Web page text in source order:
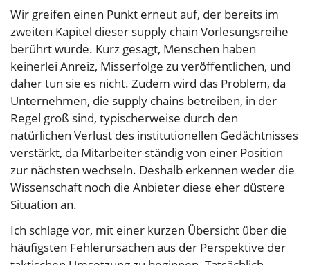
Wir greifen einen Punkt erneut auf, der bereits im
zweiten Kapitel dieser supply chain Vorlesungsreihe
berührt wurde. Kurz gesagt, Menschen haben
keinerlei Anreiz, Misserfolge zu veröffentlichen, und
daher tun sie es nicht. Zudem wird das Problem, da
Unternehmen, die supply chains betreiben, in der
Regel groß sind, typischerweise durch den
natürlichen Verlust des institutionellen Gedächtnisses
verstärkt, da Mitarbeiter ständig von einer Position
zur nächsten wechseln. Deshalb erkennen weder die
Wissenschaft noch die Anbieter diese eher düstere
Situation an.
Ich schlage vor, mit einer kurzen Übersicht über die
häufigsten Fehlerursachen aus der Perspektive der